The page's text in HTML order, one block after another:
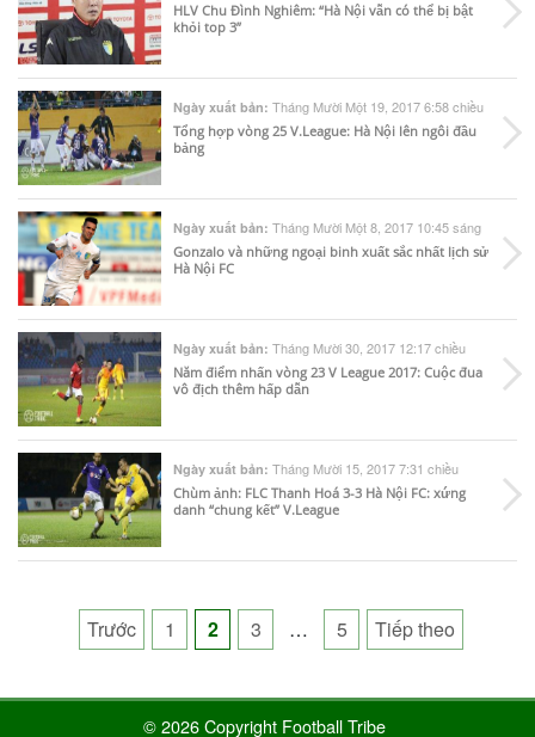
HLV Chu Đình Nghiêm: “Hà Nội vẫn có thể bị bật
khỏi top 3”
Ngày xuất bản: Tháng Mười Một 19, 2017 6:58 chiều
Tổng hợp vòng 25 V.League: Hà Nội lên ngôi đầu
bảng
Ngày xuất bản: Tháng Mười Một 8, 2017 10:45 sáng
Gonzalo và những ngoại binh xuất sắc nhất lịch sử
Hà Nội FC
Ngày xuất bản: Tháng Mười 30, 2017 12:17 chiều
Năm điểm nhấn vòng 23 V League 2017: Cuộc đua
vô địch thêm hấp dẫn
Ngày xuất bản: Tháng Mười 15, 2017 7:31 chiều
Chùm ảnh: FLC Thanh Hoá 3-3 Hà Nội FC: xứng
danh “chung kết” V.League
Posts
pagination
Trước 1 2 3 … 5 Tiếp theo
© 2026 Copyright Football Tribe